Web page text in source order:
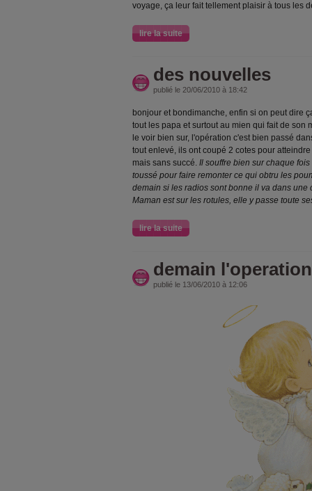
voyage, ça leur fait tellement plaisir à tous les
lire la suite
des nouvelles
publié le 20/06/2010 à 18:42
bonjour et bondimanche, enfin si on peut dire
tout les papa et surtout au mien qui fait de son
le voir bien sur, l'opération c'est bien passé
tout enlevé, ils ont coupé 2 cotes pour
mais sans succé. Il souffre bien sur chaque
toussé pour faire remonter ce qui obtru les
demain si les radios sont bonne il va dans une
Maman est sur les rotules, elle y passe toute
lire la suite
demain l'operation
publié le 13/06/2010 à 12:06